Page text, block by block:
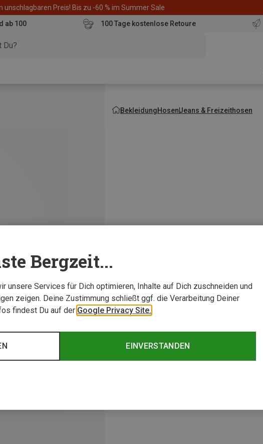
unschlagbaren Preis! Bis zu -60 % im Summer Sale
ab 100
100 Tage kostenlose Retoure
BekleidungHosenJeans & Freizeithosen
Bergzeit...
unsere Services für Dich optimieren, Inhalte auf Dich zuschneiden und
zeigen. Deine Zustimmung schließt ggf. die Verarbeitung Deiner
findest Du auf der Google Privacy Site.
EINVERSTANDEN